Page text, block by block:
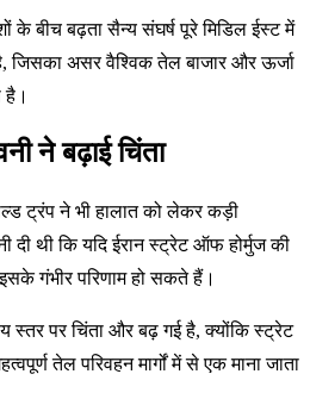
के बीच बढ़ता सैन्य संघर्ष पूरे मिडिल ईस्ट में
जिसका असर वैश्विक तेल बाजार और ऊर्जा
है।
ने बढ़ाई चिंता
ट्रंप ने भी हालात को लेकर कड़ी
दी थी कि यदि ईरान स्ट्रेट ऑफ होर्मुज की
गंभीर परिणाम हो सकते हैं।
स्तर पर चिंता और बढ़ गई है, क्योंकि स्ट्रेट
तेल परिवहन मार्गों में से एक माना जाता